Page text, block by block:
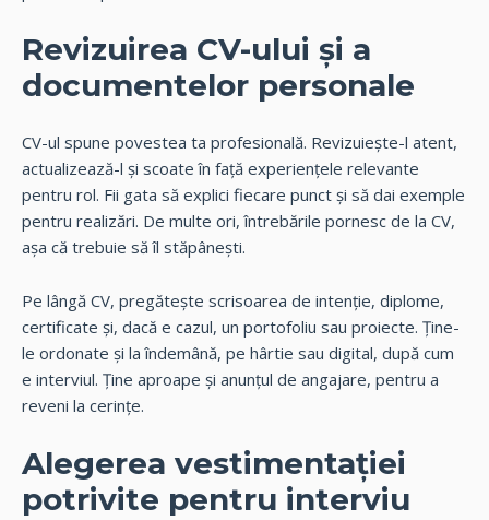
Revizuirea CV-ului și a
documentelor personale
CV-ul spune povestea ta profesională. Revizuiește-l atent,
actualizează-l și scoate în față experiențele relevante
pentru rol. Fii gata să explici fiecare punct și să dai exemple
pentru realizări. De multe ori, întrebările pornesc de la CV,
așa că trebuie să îl stăpânești.
Pe lângă CV, pregătește scrisoarea de intenție, diplome,
certificate și, dacă e cazul, un portofoliu sau proiecte. Ține-
le ordonate și la îndemână, pe hârtie sau digital, după cum
e interviul. Ține aproape și anunțul de angajare, pentru a
reveni la cerințe.
Alegerea vestimentației
potrivite pentru interviu